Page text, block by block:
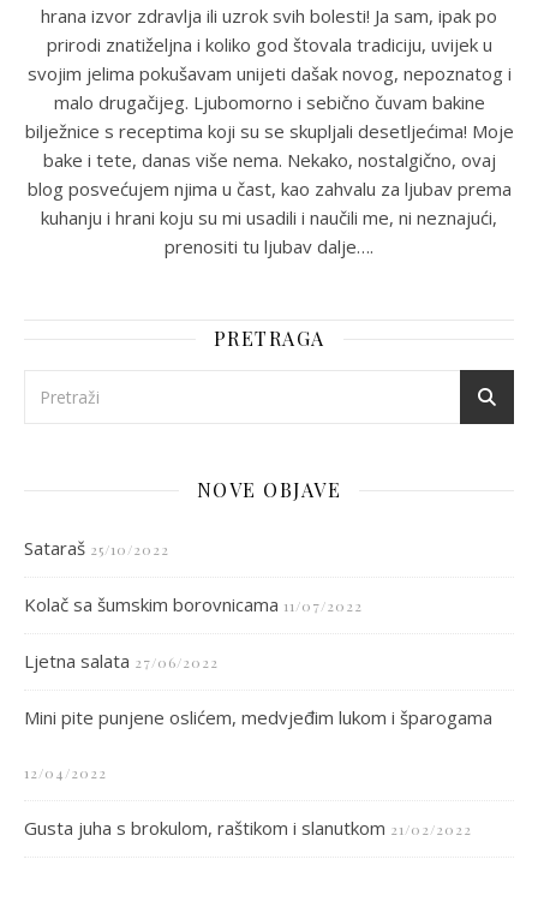
hrana izvor zdravlja ili uzrok svih bolesti! Ja sam, ipak po
prirodi znatiželjna i koliko god štovala tradiciju, uvijek u
svojim jelima pokušavam unijeti dašak novog, nepoznatog i
malo drugačijeg. Ljubomorno i sebično čuvam bakine
bilježnice s receptima koji su se skupljali desetljećima! Moje
bake i tete, danas više nema. Nekako, nostalgično, ovaj
blog posvećujem njima u čast, kao zahvalu za ljubav prema
kuhanju i hrani koju su mi usadili i naučili me, ni neznajući,
prenositi tu ljubav dalje….
PRETRAGA
NOVE OBJAVE
Sataraš 25/10/2022
Kolač sa šumskim borovnicama 11/07/2022
Ljetna salata 27/06/2022
Mini pite punjene oslićem, medvjeđim lukom i šparogama
12/04/2022
Gusta juha s brokulom, raštikom i slanutkom 21/02/2022